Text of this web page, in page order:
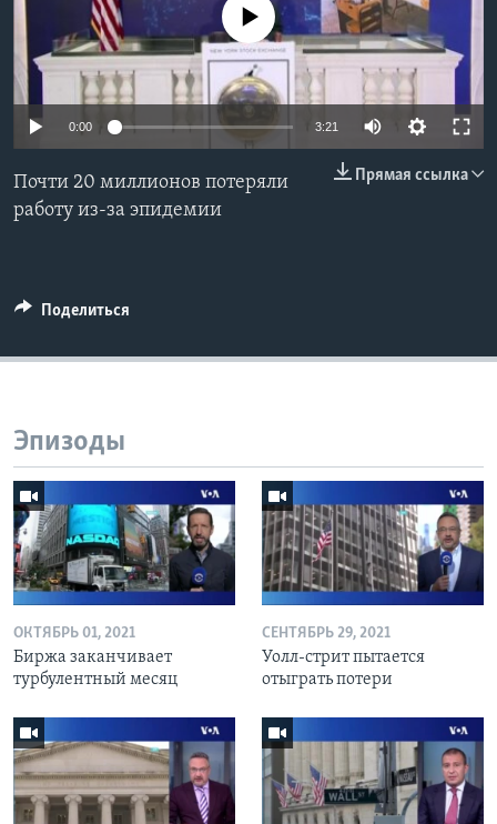
Learning English
СОЦИАЛЬНЫЕ СЕТИ
Языки
No media source currently available
0:00 3:21
Прямая ссылка
Почти 20 миллионов потеряли
работу из-за эпидемии
Поделиться
Эпизоды
ОКТЯБРЬ 01, 2021
Биржа заканчивает
турбулентный месяц
СЕНТЯБРЬ 29, 2021
Уолл-стрит пытается
отыграть потери